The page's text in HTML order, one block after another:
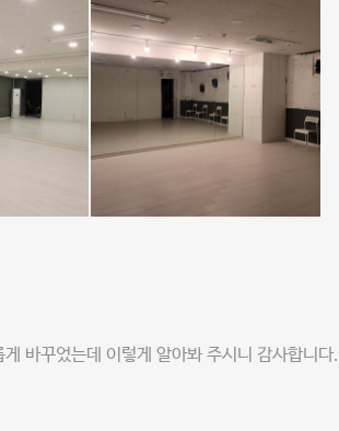
바꾸었는데 이렇게 알아봐 주시니 감사합니다.